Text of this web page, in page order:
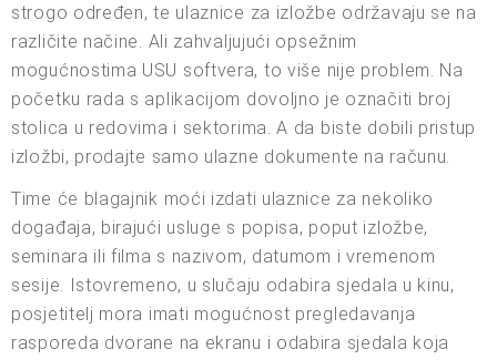
strogo određen, te ulaznice za izložbe održavaju se na
različite načine. Ali zahvaljujući opsežnim
mogućnostima USU softvera, to više nije problem. Na
početku rada s aplikacijom dovoljno je označiti broj
stolica u redovima i sektorima. A da biste dobili pristup
izložbi, prodajte samo ulazne dokumente na računu.
Time će blagajnik moći izdati ulaznice za nekoliko
događaja, birajući usluge s popisa, poput izložbe,
seminara ili filma s nazivom, datumom i vremenom
sesije. Istovremeno, u slučaju odabira sjedala u kinu,
posjetitelj mora imati mogućnost pregledavanja
rasporeda dvorane na ekranu i odabira sjedala koja